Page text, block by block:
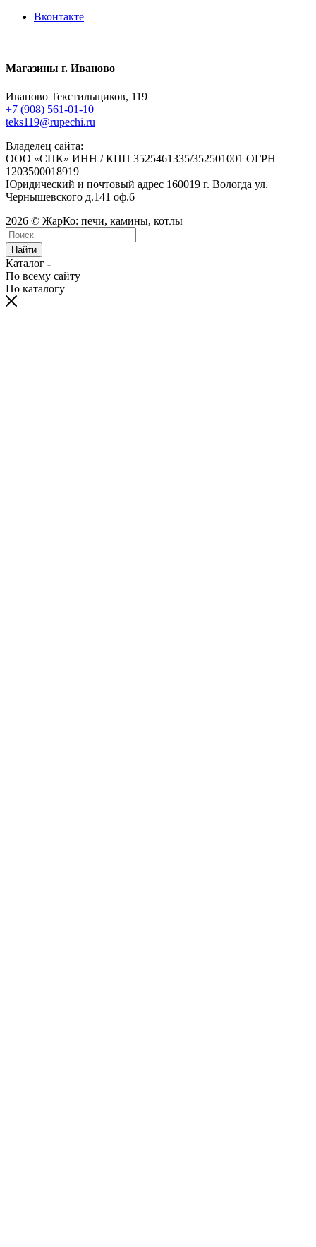
Вконтакте
Магазины г. Иваново
Иваново Текстильщиков, 119
+7 (908) 561-01-10
teks119@rupechi.ru
Владелец сайта:
ООО «СПК» ИНН / КПП 3525461335/352501001 ОГРН
1203500018919
Юридический и почтовый адрес 160019 г. Вологда ул.
Чернышевского д.141 оф.6
2026 © ЖарКо: печи, камины, котлы
Найти
Каталог
По всему сайту
По каталогу